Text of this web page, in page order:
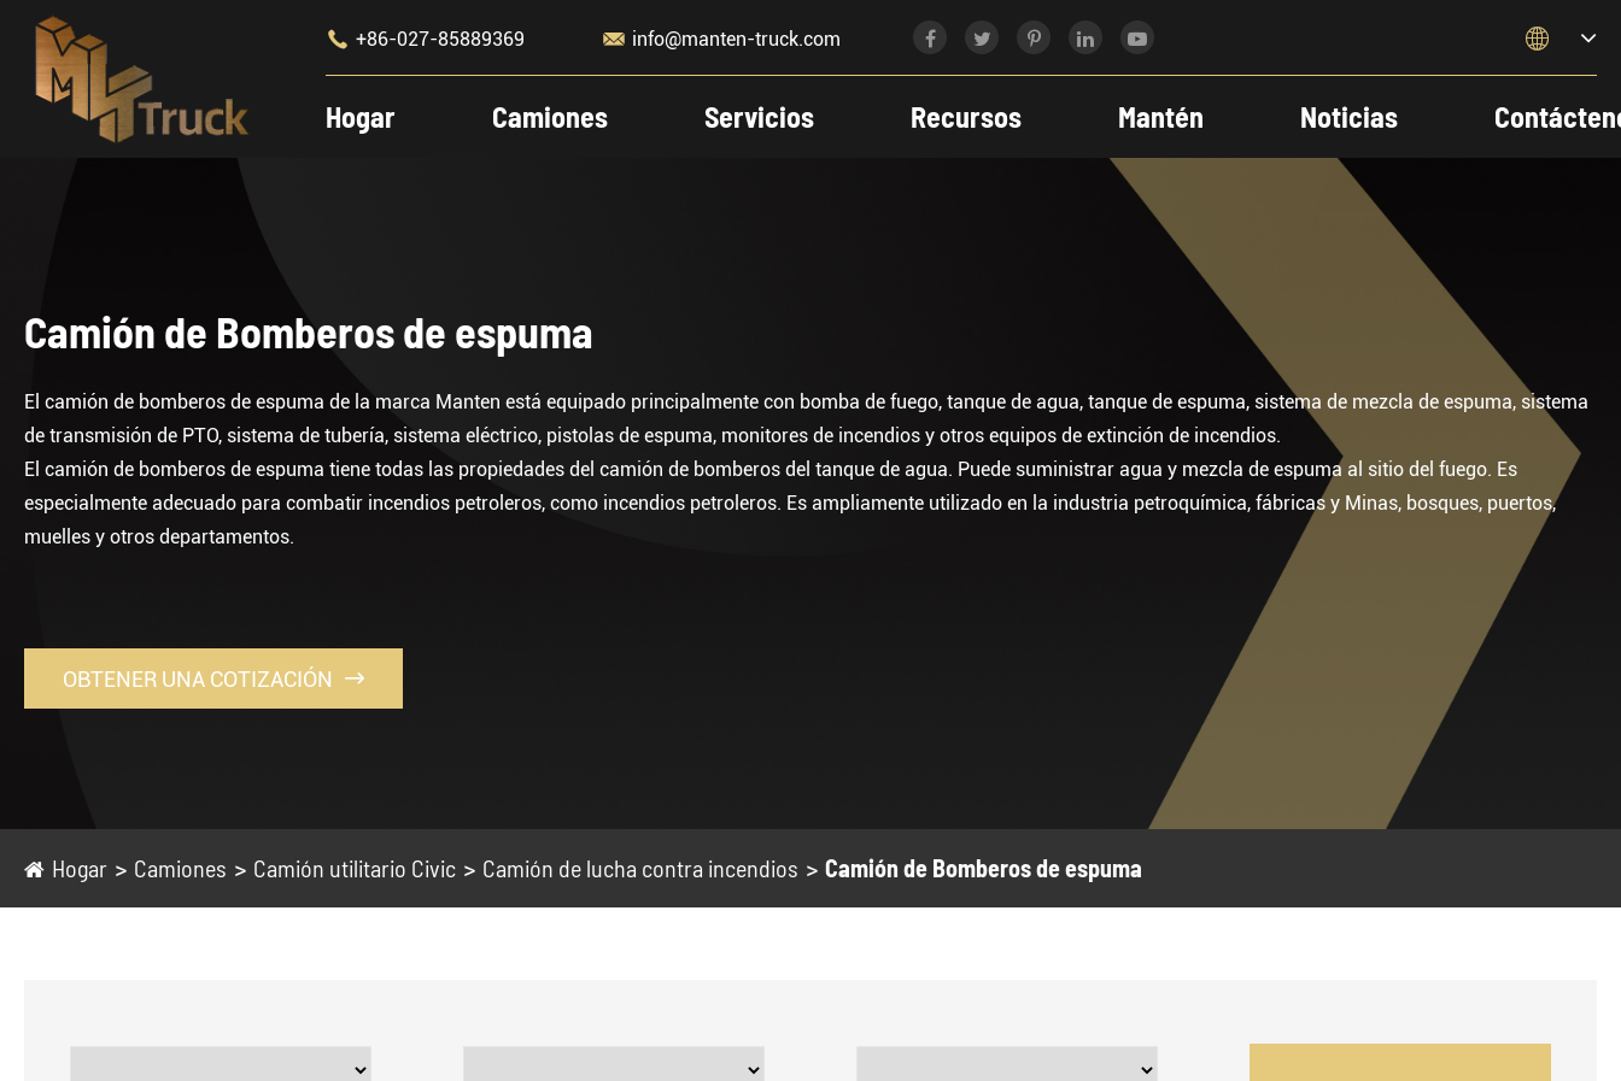
 +86-027-85889369  info@manten-truck.com 
Hogar Camiones Servicios Recursos Mantén Noticias
Camión de Bomberos de espuma
El camión de bomberos de espuma de la marca Manten está equipado principalmente con bomba de fuego, tanque de agua, tanque de espuma, sistema de mezcla de espuma, sistema
de transmisión de PTO, sistema de tubería, sistema eléctrico, pistolas de espuma, monitores de incendios y otros equipos de extinción de incendios.
El camión de bomberos de espuma tiene todas las propiedades del camión de bomberos del tanque de agua. Puede suministrar agua y mezcla de espuma al sitio del fuego. Es
especialmente adecuado para combatir incendios petroleros, como incendios petroleros. Es ampliamente utilizado en la industria petroquímica, fábricas y Minas, bosques, puertos,
muelles y otros departamentos.
OBTENER UNA COTIZACIÓN 
Hogar Camiones Camión utilitario Civic Camión de lucha contra incendios Camión de Bomberos de espuma